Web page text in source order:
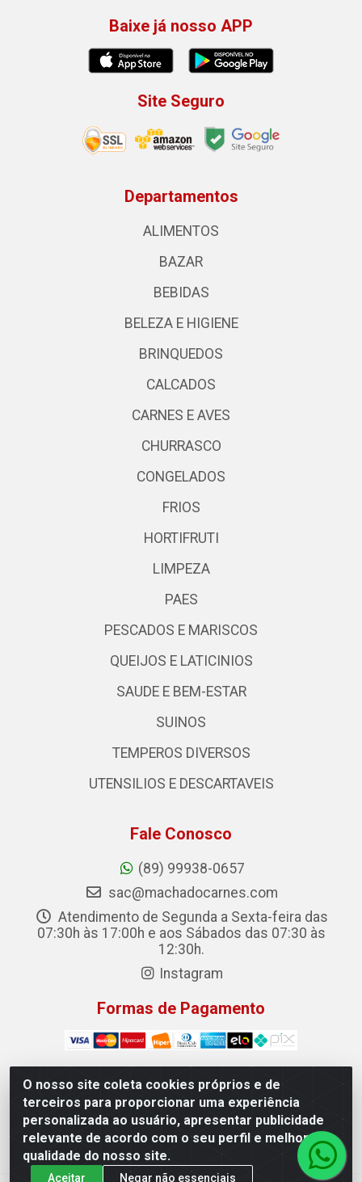
O nosso site coleta cookies próprios e de
terceiros para proporcionar uma experiência
personalizada ao usuário, apresentar publicidade
relevante de acordo com o seu perfil e melhorar a
qualidade do nosso site.
Aceitar Negar não essenciais
Baixe já nosso APP
Site Seguro
Departamentos
ALIMENTOS
BAZAR
BEBIDAS
BELEZA E HIGIENE
BRINQUEDOS
CALCADOS
CARNES E AVES
CHURRASCO
CONGELADOS
FRIOS
HORTIFRUTI
LIMPEZA
PAES
PESCADOS E MARISCOS
QUEIJOS E LATICINIOS
SAUDE E BEM-ESTAR
SUINOS
TEMPEROS DIVERSOS
UTENSILIOS E DESCARTAVEIS
Fale Conosco
(89) 99938-0657
sac@machadocarnes.com
Atendimento de Segunda a Sexta-feira das
07:30h às 17:00h e aos Sábados das 07:30 às
12:30h.
Instagram
Formas de Pagamento
Machado Carnes Distribuidora de Alimentos LTDA -
Logradouro: Avenida Candido Aleixo, 148 - Centro -
Oeiras/PI - CEP 64.500-000 - 31.391.008/0001-50